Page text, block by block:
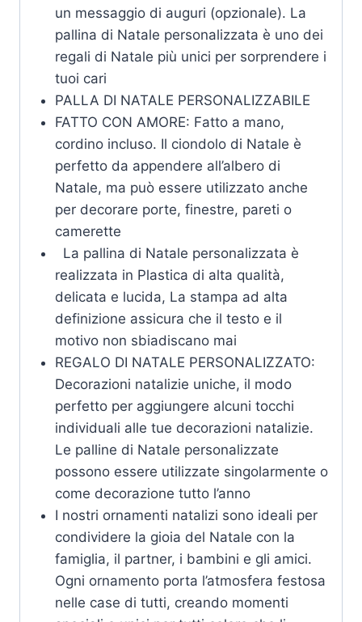
un messaggio di auguri (opzionale). La
pallina di Natale personalizzata è uno dei
regali di Natale più unici per sorprendere i
tuoi cari
PALLA DI NATALE PERSONALIZZABILE
FATTO CON AMORE: Fatto a mano,
cordino incluso. Il ciondolo di Natale è
perfetto da appendere all’albero di
Natale, ma può essere utilizzato anche
per decorare porte, finestre, pareti o
camerette
La pallina di Natale personalizzata è
realizzata in Plastica di alta qualità,
delicata e lucida, La stampa ad alta
definizione assicura che il testo e il
motivo non sbiadiscano mai
REGALO DI NATALE PERSONALIZZATO:
Decorazioni natalizie uniche, il modo
perfetto per aggiungere alcuni tocchi
individuali alle tue decorazioni natalizie.
Le palline di Natale personalizzate
possono essere utilizzate singolarmente o
come decorazione tutto l’anno
I nostri ornamenti natalizi sono ideali per
condividere la gioia del Natale con la
famiglia, il partner, i bambini e gli amici.
Ogni ornamento porta l’atmosfera festosa
nelle case di tutti, creando momenti